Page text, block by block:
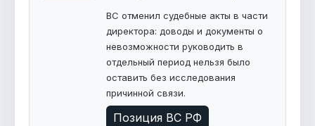
ВС отменил судебные акты в части
директора: доводы и документы о
невозможности руководить в
отдельный период нельзя было
оставить без исследования
причинной связи.
Позиция ВС РФ